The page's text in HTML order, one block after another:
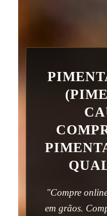
"Compre
em grãos.